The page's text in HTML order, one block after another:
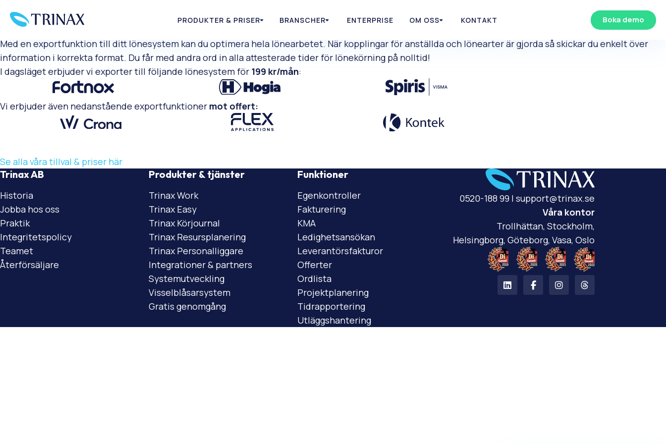
PRODUKTER & PRISER BRANSCHER ENTERPRISE OM OSS KONTAKT Boka demo
Export till lönesystem
Med en exportfunktion till ditt lönesystem kan du optimera hela lönearbetet. När kopplingar för anställda och lönearter är gjorda så skickar du enkelt över
information i korrekta format. Du får med andra ord in alla attesterade tider för lönekörning på nolltid!
I dagsläget erbjuder vi exporter till följande lönesystem för 199 kr/mån:
Vi erbjuder även nedanstående exportfunktioner mot offert:
Se alla våra tillval & priser här
Trinax AB
Historia
Jobba hos oss
Praktik
Integritetspolicy
Teamet
Återförsäljare
Produkter & tjänster
Trinax Work
Trinax Easy
Trinax Körjournal
Trinax Resursplanering
Trinax Personalliggare
Integrationer & partners
Systemutveckling
Visselblåsarsystem
Gratis genomgång
Funktioner
Egenkontroller
Fakturering
KMA
Ledighetsansökan
Leverantörsfakturor
Offerter
Ordlista
Projektplanering
Tidrapportering
Utläggshantering
0520-188 99 | support@trinax.se
Våra kontor
Trollhättan, Stockholm,
Helsingborg, Göteborg, Vasa, Oslo
LinkedInFacebookInstagramThreads